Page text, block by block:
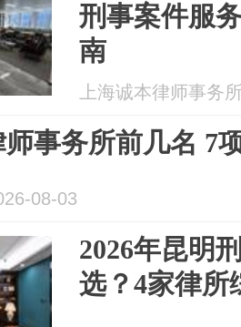
刑事案件服
南
上海诚本律师事务
事务所前几名 7
08-03
2026年昆明
选？4家律所